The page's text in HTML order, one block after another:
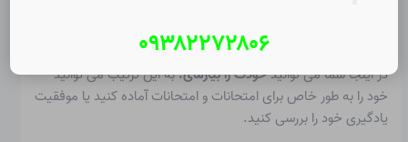
Christopher J. Ziegler
در اینجا شما می توانیدخودت را بیازمای.به این ترتیب می توانید
خود را به طور خاص برای امتحانات و امتحانات آماده کنید یا موفقیت
یادگیری خود را بررسی کنید.
۰۹۳۸۲۲۷۲۸۰۶